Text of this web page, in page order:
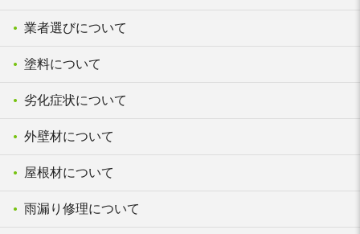
業者選びについて
塗料について
劣化症状について
外壁材について
屋根材について
雨漏り修理について